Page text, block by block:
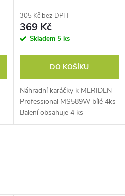
(MS589W) 4ks
305 Kč bez DPH
369 Kč
Skladem 5 ks
DO KOŠÍKU
Náhradní karáčky k MERIDEN
Professional MS589W bílé 4ks
Balení obsahuje 4 ks
náhradních kartáčků. Vyrobeno